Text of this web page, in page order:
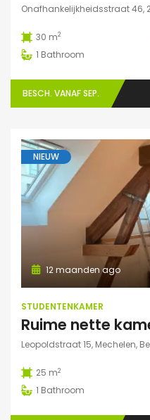
Onafhankelijkheidsstraat 46,
30 m2
1 Bathroom
BESCH. VANAF SEP.
NIEUW
12 maanden ago
STUDENTENKAMER
Leopoldstraat 15, Mechelen,
25 m2
1 Bathroom